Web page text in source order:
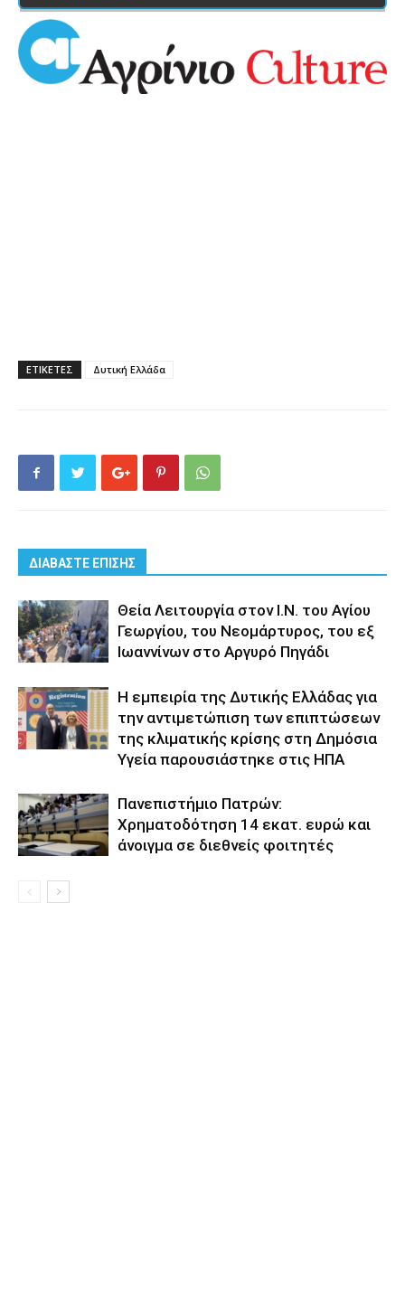
ΕΤΙΚΕΤΕΣ Δυτική Ελλάδα
ΔΙΑΒΑΣΤΕ ΕΠΙΣΗΣ
Θεία Λειτουργία στον Ι.Ν. του Αγίου
Γεωργίου, του Νεομάρτυρος, του εξ
Ιωαννίνων στο Αργυρό Πηγάδι
Η εμπειρία της Δυτικής Ελλάδας για
την αντιμετώπιση των επιπτώσεων
της κλιματικής κρίσης στη Δημόσια
Υγεία παρουσιάστηκε στις ΗΠΑ
Πανεπιστήμιο Πατρών:
Χρηματοδότηση 14 εκατ. ευρώ και
άνοιγμα σε διεθνείς φοιτητές